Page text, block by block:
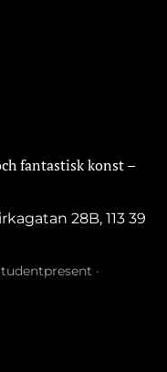
fantastisk konst –
28B, 113 39
·